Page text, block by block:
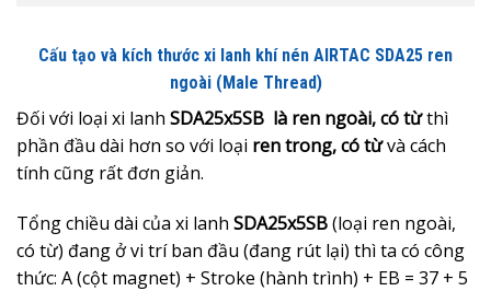
Cấu tạo và kích thước xi lanh khí nén AIRTAC SDA25 ren
ngoài (Male Thread)
Đối với loại xi lanh SDA25x5SB là ren ngoài, có từthì
phần đầu dài hơn so với loại ren trong, có từvà cách
tính cũng rất đơn giản.
Tổng chiều dài của xi lanh SDA25x5SB(loại ren ngoài,
có từ) đang ở vi trí ban đầu (đang rút lại) thì ta có công
thức: A (cột magnet) + Stroke (hành trình) + EB = 37 + 5